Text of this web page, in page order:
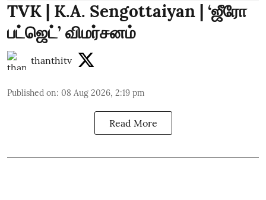
TVK | K.A. Sengottaiyan | ‘ஜீரோ
பட்ஜெட்’ விமர்சனம்
thanthitv
Published on: 08 Aug 2026, 2:19 pm
Read More